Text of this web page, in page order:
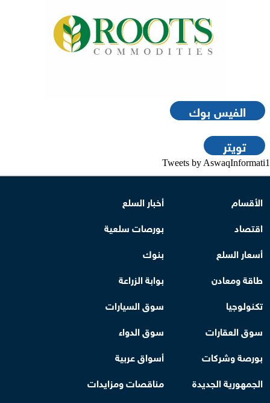
الفيس بوك
تويتر
Tweets by AswaqInformati1
الأقسام
أخبار السلع
اقتصاد
بورصات سلعية
أسعار السلع
بنوك
طاقة ومعادن
بوابة الزراعة
تكنولوجيا
سوق السيارات
سوق العقارات
سوق الدواء
بورصة وشركات
أسواق عربية
الجمهورية الجديدة
مناقصات ومزايدات